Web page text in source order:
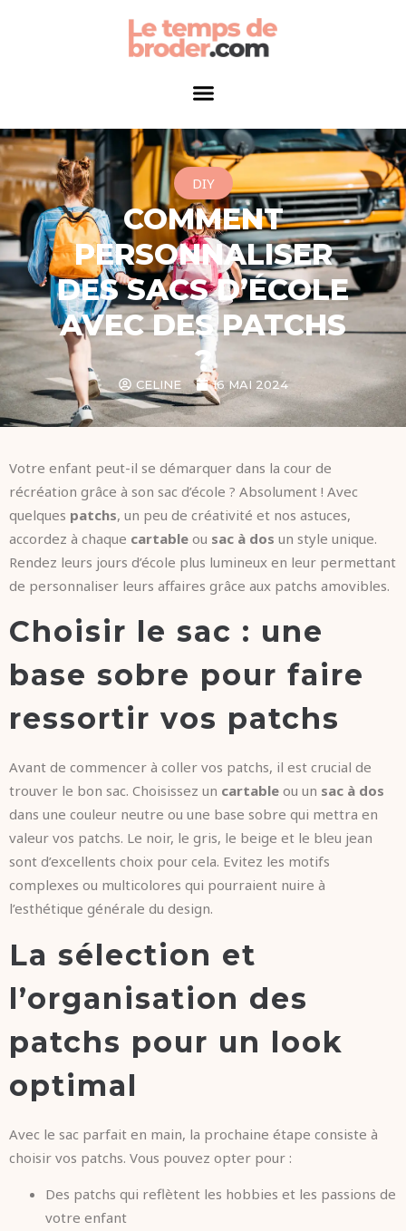
DIY
COMMENT
PERSONNALISER
DES SACS D’ÉCOLE
AVEC DES PATCHS
?
CELINE 16 MAI 2024
Votre enfant peut-il se démarquer dans la cour de
récréation grâce à son sac d’école ? Absolument ! Avec
quelques patchs, un peu de créativité et nos astuces,
accordez à chaque cartable ou sac à dos un style unique.
Rendez leurs jours d’école plus lumineux en leur permettant
de personnaliser leurs affaires grâce aux patchs amovibles.
Choisir le sac : une
base sobre pour faire
ressortir vos patchs
Avant de commencer à coller vos patchs, il est crucial de
trouver le bon sac. Choisissez un cartable ou un sac à dos
dans une couleur neutre ou une base sobre qui mettra en
valeur vos patchs. Le noir, le gris, le beige et le bleu jean
sont d’excellents choix pour cela. Evitez les motifs
complexes ou multicolores qui pourraient nuire à
l’esthétique générale du design.
La sélection et
l’organisation des
patchs pour un look
optimal
Avec le sac parfait en main, la prochaine étape consiste à
choisir vos patchs. Vous pouvez opter pour :
Des patchs qui reflètent les hobbies et les passions de
votre enfant